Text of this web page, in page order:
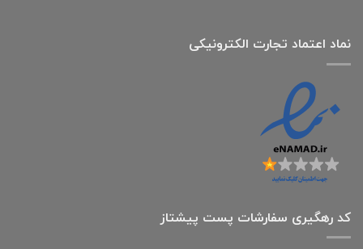
نماد اعتماد تجارت الكترونیكی
کد رهگیری سفارشات پست پیشتاز